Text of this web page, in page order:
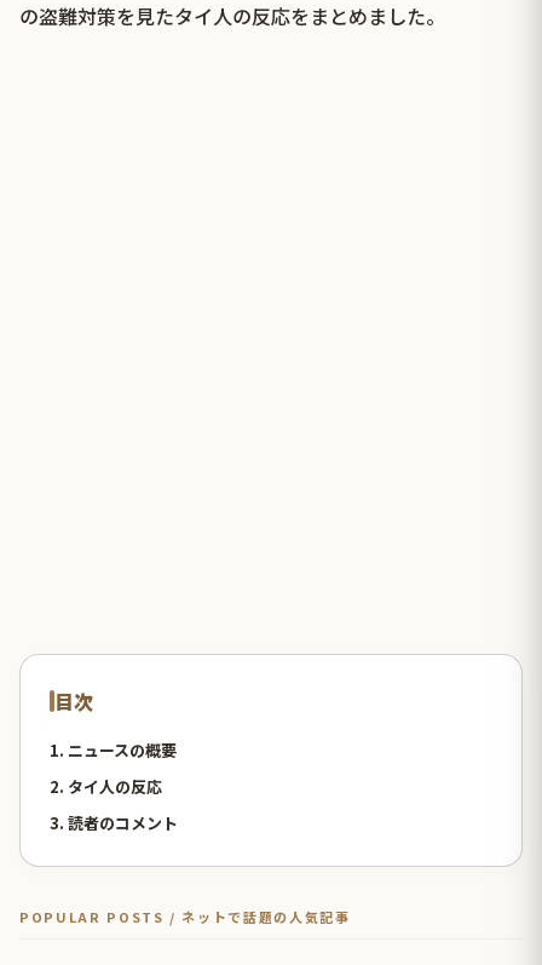
の盗難対策を見たタイ人の反応をまとめました。
目次
1. ニュースの概要
2. タイ人の反応
3. 読者のコメント
POPULAR POSTS / ネットで話題の人気記事